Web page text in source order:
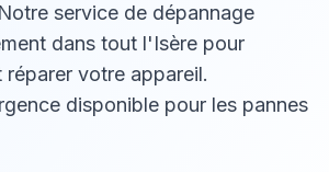
service de dépannage
dans tout l'Isère pour
votre appareil.
disponible pour les pannes